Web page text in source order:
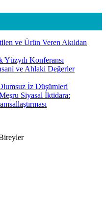
ve Ürün Veren Akıldan
Konferansı
ve Ahlaki Değerler
İz Düşümleri
Siyasal İktidara: